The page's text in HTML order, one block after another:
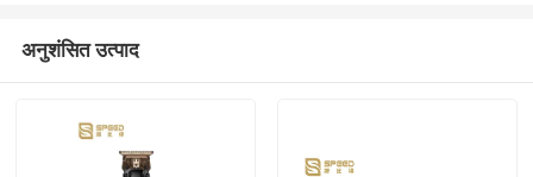
अनुशंसित उत्पाद